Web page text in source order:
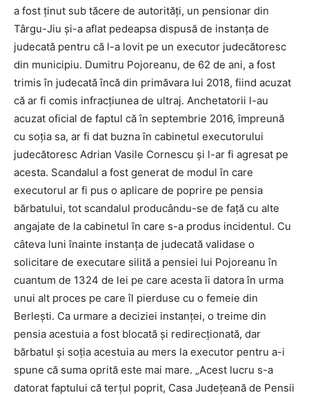
a fost ţinut sub tăcere de autorităţi, un pensionar din
Târgu-Jiu şi-a aflat pedeapsa dispusă de instanța de
judecată pentru că l-a lovit pe un executor judecătoresc
din municipiu. Dumitru Pojoreanu, de 62 de ani, a fost
trimis în judecată încă din primăvara lui 2018, fiind acuzat
că ar fi comis infracțiunea de ultraj. Anchetatorii l-au
acuzat oficial de faptul că în septembrie 2016, împreună
cu soția sa, ar fi dat buzna în cabinetul executorului
judecătoresc Adrian Vasile Cornescu și l-ar fi agresat pe
acesta. Scandalul a fost generat de modul în care
executorul ar fi pus o aplicare de poprire pe pensia
bărbatului, tot scandalul producându-se de față cu alte
angajate de la cabinetul în care s-a produs incidentul. Cu
câteva luni înainte instanța de judecată validase o
solicitare de executare silită a pensiei lui Pojoreanu în
cuantum de 1324 de lei pe care acesta îi datora în urma
unui alt proces pe care îl pierduse cu o femeie din
Berlești. Ca urmare a deciziei instanței, o treime din
pensia acestuia a fost blocată și redirecționată, dar
bărbatul și soția acestuia au mers la executor pentru a-i
spune că suma oprită este mai mare. „Acest lucru s-a
datorat faptului că terțul poprit, Casa Județeană de Pensii